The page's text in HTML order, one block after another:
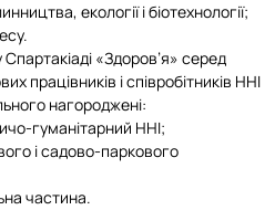
екології і біотехнології;
«Здоров’я» серед
працівників і співробітників ННІ
нагороджені:
гуманітарний ННІ;
і садово-паркового
частина.